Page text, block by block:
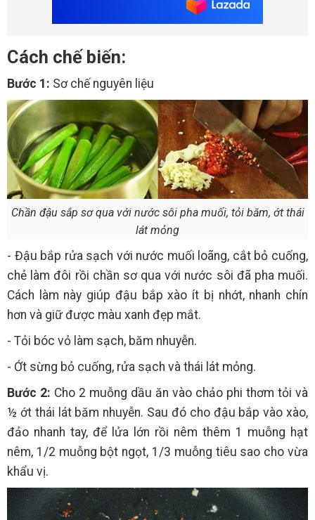
Cách chế biến:
Bước 1: Sơ chế nguyên liệu
Chần đậu sắp sơ qua với nước sôi pha muối, tỏi băm, ớt thái
lát mỏng
- Đậu bắp rửa sạch với nước muối loãng, cắt bỏ cuống,
chẻ làm đôi rồi chần sơ qua với nước sôi đã pha muối.
Cách làm này giúp đậu bắp xào ít bị nhớt, nhanh chín
hơn và giữ được màu xanh đẹp mắt.
- Tỏi bóc vỏ làm sạch, băm nhuyễn.
- Ớt sừng bỏ cuống, rửa sạch và thái lát mỏng.
Bước 2: Cho 2 muỗng dầu ăn vào chảo phi thơm tỏi và
½ ớt thái lát băm nhuyễn. Sau đó cho đậu bắp vào xào,
đảo nhanh tay, để lửa lớn rồi nêm thêm 1 muỗng hạt
nêm, 1/2 muỗng bột ngọt, 1/3 muỗng tiêu sao cho vừa
khẩu vị.